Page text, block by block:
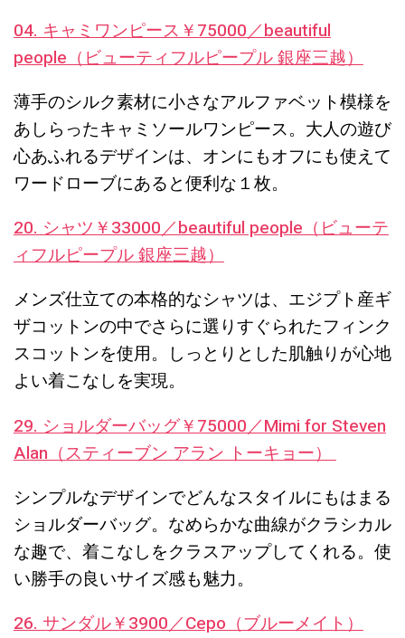
04. キャミワンピース￥75000／beautiful
people（ビューティフルピープル 銀座三越）
薄手のシルク素材に小さなアルファベット模様を
あしらったキャミソールワンピース。大人の遊び
心あふれるデザインは、オンにもオフにも使えて
ワードローブにあると便利な１枚。
20. シャツ￥33000／beautiful people（ビューテ
ィフルピープル 銀座三越）
メンズ仕立ての本格的なシャツは、エジプト産ギ
ザコットンの中でさらに選りすぐられたフィンク
スコットンを使用。しっとりとした肌触りが心地
よい着こなしを実現。
29. ショルダーバッグ￥75000／Mimi for Steven
Alan（スティーブン アラン トーキョー）
シンプルなデザインでどんなスタイルにもはまる
ショルダーバッグ。なめらかな曲線がクラシカル
な趣で、着こなしをクラスアップしてくれる。使
い勝手の良いサイズ感も魅力。
26. サンダル￥3900／Cepo（ブルーメイト）